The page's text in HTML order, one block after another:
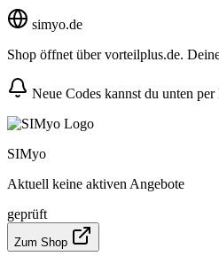
simyo.de
Shop öffnet über vorteilplus.de.
Neue Codes kannst du unten
SIMyo
Aktuell keine aktiven Angebote
geprüft
Zum Shop